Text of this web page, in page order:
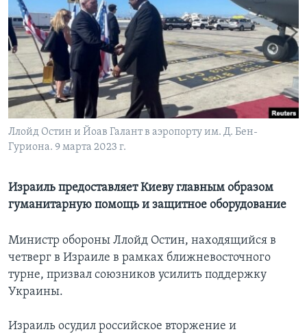
Learning English
СОЦИАЛЬНЫЕ СЕТИ
Языки
Ллойд Остин и Йоав Галант в аэропорту им. Д. Бен-
Гуриона. 9 марта 2023 г.
Израиль предоставляет Киеву главным образом
гуманитарную помощь и защитное оборудование
Министр обороны Ллойд Остин, находящийся в
четверг в Израиле в рамках ближневосточного
турне, призвал союзников усилить поддержку
Украины.
Израиль осудил российское вторжение и